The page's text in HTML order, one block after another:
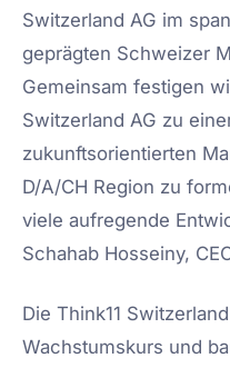
Switzerland AG im
geprägten Schweizer
Gemeinsam festigen
Switzerland AG zu
zukunftsorientierten
D/A/CH Region zu
viele aufregende
Schahab Hosseiny,
Die Think11
Wachstumskurs und